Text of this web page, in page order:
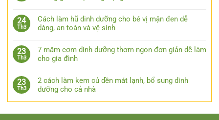
24
Th3
Cách làm hũ dinh dưỡng cho bé vị mận đen dễ
dàng, an toàn và vệ sinh
23
Th3
7 mâm cơm dinh dưỡng thơm ngon đơn giản dễ làm
cho gia đình
23
Th3
2 cách làm kem củ dền mát lạnh, bổ sung dinh
dưỡng cho cả nhà